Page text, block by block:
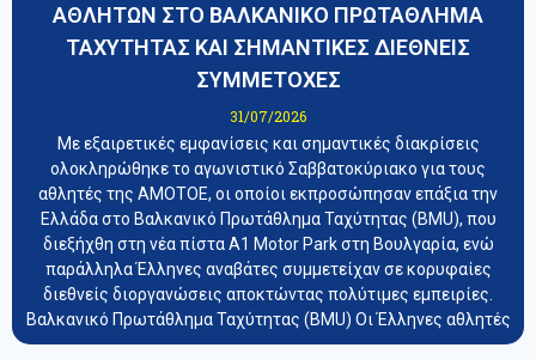
ΑΘΛΗΤΩΝ ΣΤΟ ΒΑΛΚΑΝΙΚΟ ΠΡΩΤΑΘΛΗΜΑ
ΤΑΧΥΤΗΤΑΣ ΚΑΙ ΣΗΜΑΝΤΙΚΕΣ ΔΙΕΘΝΕΙΣ
ΣΥΜΜΕΤΟΧΕΣ
31/07/2026
Με εξαιρετικές εμφανίσεις και σημαντικές διακρίσεις
ολοκληρώθηκε το αγωνιστικό Σαββατοκύριακο για τους
αθλητές της ΑΜΟΤΟΕ, οι οποίοι εκπροσώπησαν επάξια την
Ελλάδα στο Βαλκανικό Πρωτάθλημα Ταχύτητας (BMU), που
διεξήχθη στη νέα πίστα A1 Motor Park στη Βουλγαρία, ενώ
παράλληλα Έλληνες αναβάτες συμμετείχαν σε κορυφαίες
διεθνείς διοργανώσεις αποκτώντας πολύτιμες εμπειρίες.
Βαλκανικό Πρωτάθλημα Ταχύτητας (BMU) Οι Έλληνες αθλητές